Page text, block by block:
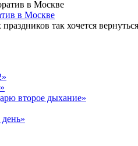
в Москве
так хочется
второе дыхание»